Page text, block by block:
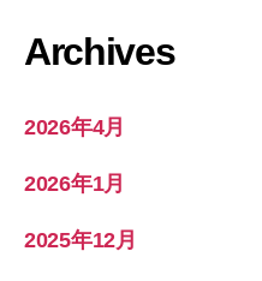
Archives
2026年4月
2026年1月
2025年12月